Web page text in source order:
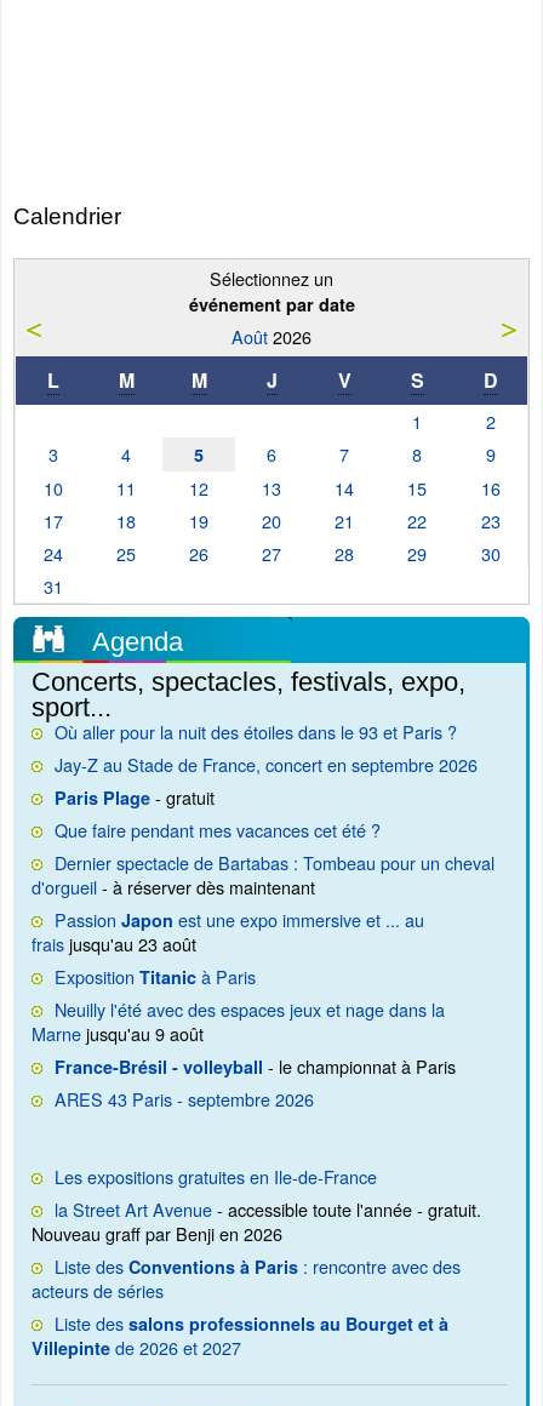
Calendrier
Sélectionnez un
événement par date
Août2026
L M M J V S D
1
2
3
4 5 6 7 8
9
10
11 12 13 14 15
16
17
18 19 20 21 22
23
24
25 26 27 28 29
30
31
Agenda
Concerts, spectacles, festivals, expo,
sport...
Où aller pour la nuit des étoiles dans le 93 et Paris ?
Jay-Z au Stade de France, concert en septembre 2026
Paris Plage - gratuit
Que faire pendant mes vacances cet été ?
Dernier spectacle de Bartabas : Tombeau pour un cheval
d'orgueil- à réserver dès maintenant
Passion Japon est une expo immersive et ... au
fraisjusqu'au 23 août
Exposition Titanic à Paris
Neuilly l'été avec des espaces jeux et nage dans la
Marnejusqu'au 9 août
France-Brésil - volleyball - le championnat à Paris
ARES 43 Paris - septembre 2026
Les expositions gratuites en Ile-de-France
la Street Art Avenue- accessible toute l'année - gratuit.
Nouveau graff par Benji en 2026
Liste des Conventions à Paris : rencontre avec des
acteurs de séries
Liste des salons professionnels au Bourget et à
Villepinte de 2026 et 2027